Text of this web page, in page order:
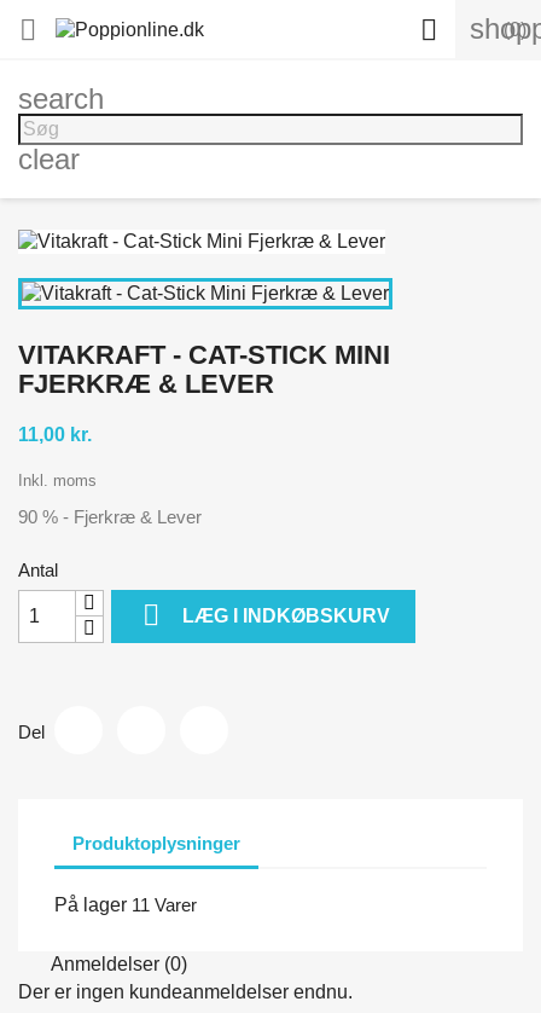
 (0)

search
clear
VITAKRAFT - CAT-STICK MINI
FJERKRÆ & LEVER
11,00 kr.
Inkl. moms
90 % - Fjerkræ & Lever
Antal
 LÆG I INDKØBSKURV
Del
Produktoplysninger
På lager 11 Varer
Anmeldelser (0)
Der er ingen kundeanmeldelser endnu.